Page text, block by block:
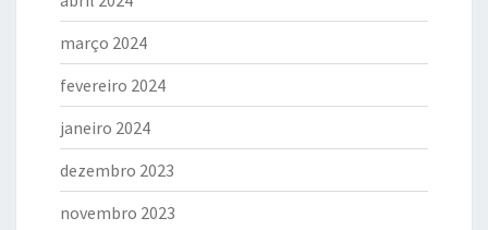
março 2024
fevereiro 2024
janeiro 2024
dezembro 2023
novembro 2023